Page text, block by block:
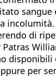
incolumità.
di
disponibili
per